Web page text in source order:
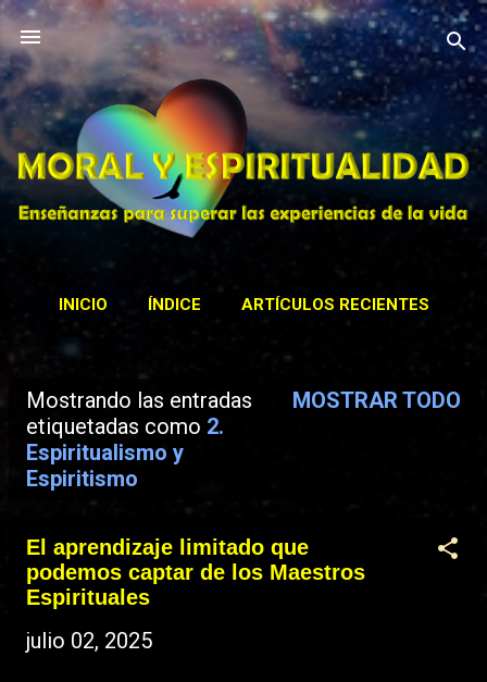
Ir al contenido principal
INICIO ÍNDICE ARTÍCULOS RECIENTES
CONTACTAR ACTIVIDADES
BIBLIOTECA
n
a
Mostrando las entradas
etiquetadas como 2.
Espiritualismo y
Espiritismo
MOSTRAR TODO
El aprendizaje limitado que
podemos captar de los Maestros
Espirituales
julio 02, 2025